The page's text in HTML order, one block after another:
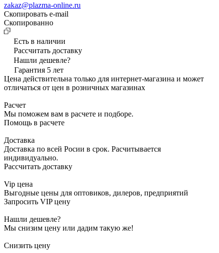
zakaz@plazma-online.ru
Скопировать e-mail
Cкопированно
Есть в наличии
Рассчитать доставку
Нашли дешевле?
Гарантия 5 лет
Цена действительна только для интернет-магазина и может
отличаться от цен в розничных магазинах
Расчет
Мы поможем вам в расчете и подборе.
Помощь в расчете
Доставка
Доставка по всей Росии в срок. Расчитывается
индивидуально.
Рассчитать доставку
Vip цена
Выгодные цены для оптовиков, дилеров, предприятий
Запросить VIP цену
Нашли дешевле?
Мы снизим цену или дадим такую же!
Снизить цену